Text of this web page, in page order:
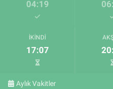
04:19
İKINDI
17:07
Aylık Vakitler